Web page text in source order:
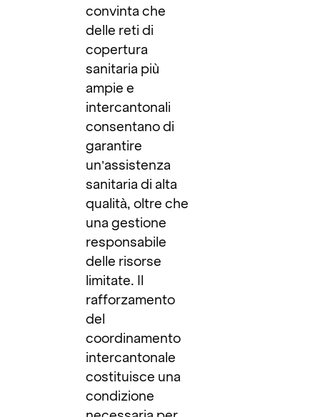
convinta che
delle reti di
copertura
sanitaria più
ampie e
intercantonali
consentano di
garantire
un’assistenza
sanitaria di alta
qualità, oltre che
una gestione
responsabile
delle risorse
limitate. Il
rafforzamento
del
coordinamento
intercantonale
costituisce una
condizione